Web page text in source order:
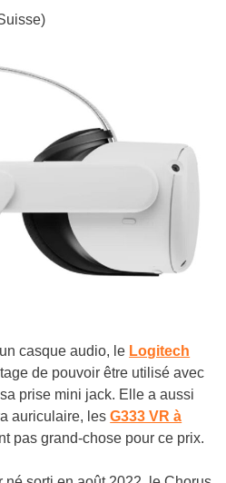
casque audio, le Logitech
de pouvoir être utilisé avec
prise mini jack. Elle a aussi
auriculaire, lesG333 VR à
pas grand-chose pour ce prix.